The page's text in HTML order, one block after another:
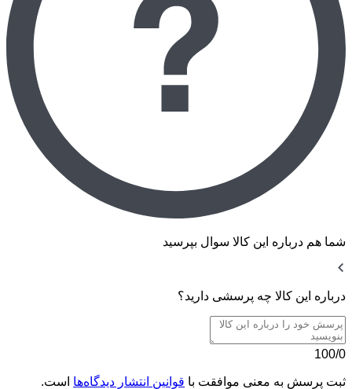
شما هم درباره این کالا سوال بپرسید
درباره این کالا چه پرسشی دارید؟
100/0
ثبت پرسش به معنی موافقت با قوانین انتشار دیدگاه‌ها است.